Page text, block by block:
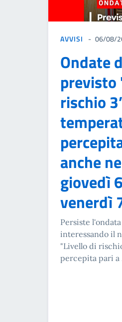
AVVISI 06/08/
Ondate
previsto
rischio
anche
giovedì
venerdì
Persiste
interessando il
"Livello di
percepita pari a